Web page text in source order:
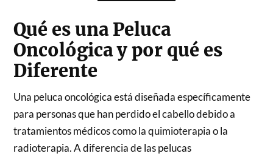
Qué es una Peluca
Oncológica y por qué es
Diferente
Una peluca oncológica está diseñada específicamente
para personas que han perdido el cabello debido a
tratamientos médicos como la quimioterapia o la
radioterapia. A diferencia de las pelucas